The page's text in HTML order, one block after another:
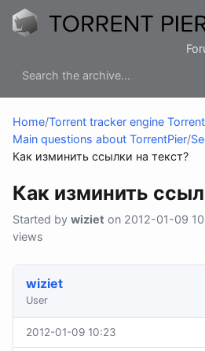
Home/Torrent tracker engine
Main questions about TorrentPier/
Как изминить ссылки на текст?
Как изминить
Started by wiziet on 2012-01-09
views
wiziet
User
2012-01-09 10:23